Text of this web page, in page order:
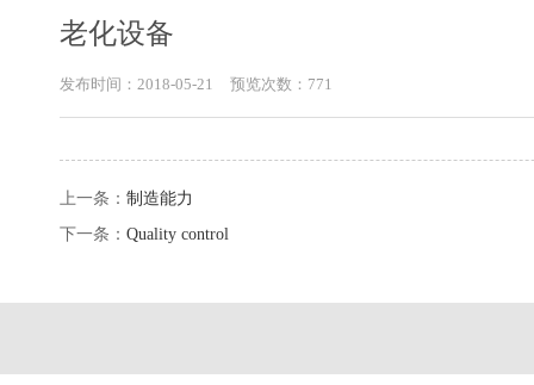
老化设备
发布时间：2018-05-21 预览次数：771
上一条： 制造能力
下一条： Quality control